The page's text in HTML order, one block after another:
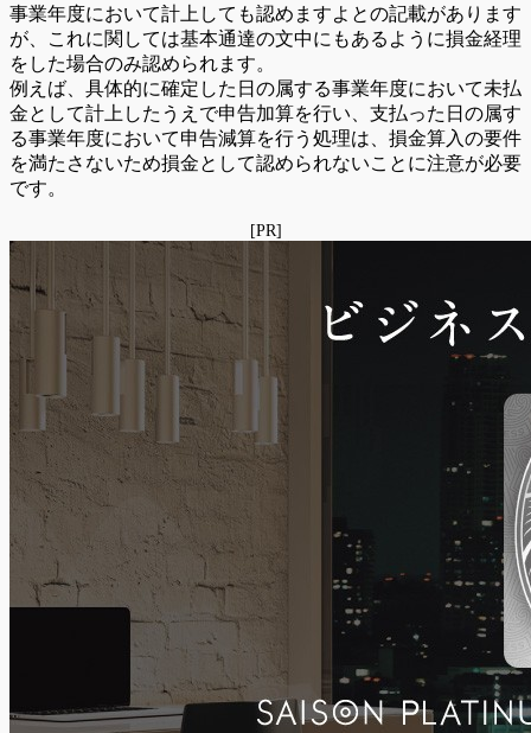
事業年度において計上しても認めますよとの記載があります
が、これに関しては基本通達の文中にもあるように損金経理
をした場合のみ認められます。
例えば、具体的に確定した日の属する事業年度において未払
金として計上したうえで申告加算を行い、支払った日の属す
る事業年度において申告減算を行う処理は、損金算入の要件
を満たさないため損金として認められないことに注意が必要
です。
[PR]